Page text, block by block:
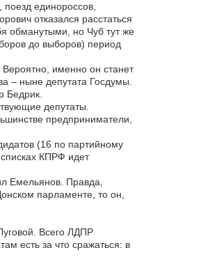
единороссов,
отказался расстаться
обманутыми, но Чуб тут же
до выборов) период
именно он станет
– ныне депутата Госдумы.
Бедрик.
депутаты.
предприниматели,
(16 по партийному
КПРФ идет
Емельянов. Правда,
парламенте, то он,
Всего ЛДПР
есть за что сражаться: в